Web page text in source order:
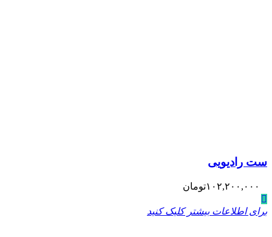
ست رادیویی
۱۰۲,۲۰۰,۰۰۰تومان
برای اطلاعات بیشتر کلیک کنید